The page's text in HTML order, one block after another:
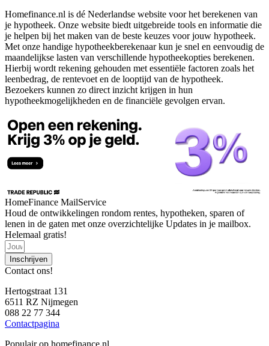
Homefinance.nl is dé Nederlandse website voor het berekenen van
je hypotheek. Onze website biedt uitgebreide tools en informatie die
je helpen bij het maken van de beste keuzes voor jouw hypotheek.
Met onze handige hypotheekberekenaar kun je snel en eenvoudig de
maandelijkse lasten van verschillende hypotheekopties berekenen.
Hierbij wordt rekening gehouden met essentiële factoren zoals het
leenbedrag, de rentevoet en de looptijd van de hypotheek.
Bezoekers kunnen zo direct inzicht krijgen in hun
hypotheekmogelijkheden en de financiële gevolgen ervan.
HomeFinance MailService
Houd de ontwikkelingen rondom rentes, hypotheken, sparen of
lenen in de gaten met onze overzichtelijke Updates in je mailbox.
Helemaal gratis!
Inschrijven
Contact ons!
Hertogstraat 131
6511 RZ Nijmegen
088 22 77 344
Contactpagina
Populair op homefinance.nl